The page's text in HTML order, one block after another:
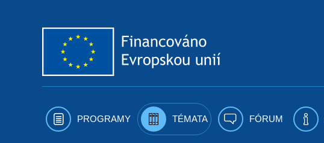
PROGRAMY TÉMATA FÓRUM